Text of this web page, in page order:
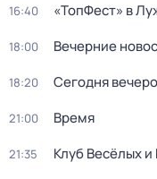
16:40 «ТопФест» в
18:00 Вечерние
18:20 Сегодня
21:00 Время
21:35 Клуб Весёлых